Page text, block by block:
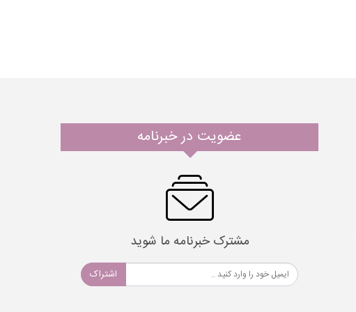
عضویت در خبرنامه
مشترک خبرنامه ما شوید
اشتراک